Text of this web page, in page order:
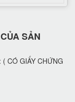
SẢN
CÓ GIẤY CHỨNG